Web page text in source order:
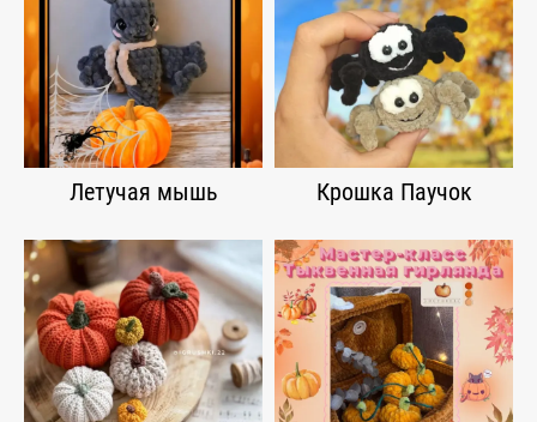
Летучая мышь Крошка Паучок